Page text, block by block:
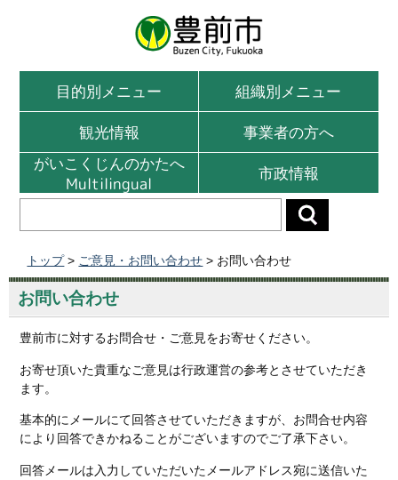
目的別メニュー
組織別メニュー
観光情報
事業者の方へ
がいこくじんのかたへ
Multilingual
市政情報
トップ > ご意見・お問い合わせ > お問い合わせ
お問い合わせ
豊前市に対するお問合せ・ご意見をお寄せください。
お寄せ頂いた貴重なご意見は行政運営の参考とさせていただき
ます。
基本的にメールにて回答させていただきますが、お問合せ内容
により回答できかねることがございますのでご了承下さい。
回答メールは入力していただいたメールアドレス宛に送信いた